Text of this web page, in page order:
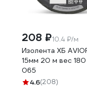
208 ₽10.4 ₽/м
Изолента ХБ
15мм 20 м вес
065
4.6(208)